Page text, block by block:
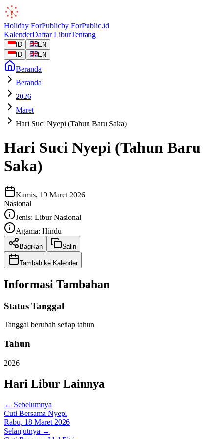
Holiday ForPublicby ForPublic.id
KalenderDaftar LiburTentang
ID
EN
ID
EN
Beranda
Beranda
2026
Maret
Hari Suci Nyepi (Tahun Baru Saka)
Hari Suci Nyepi (Tahun Baru
Saka)
Kamis, 19 Maret 2026
Nasional
Jenis: Libur Nasional
Agama: Hindu
Bagikan Salin
Tambah ke Kalender
Informasi Tambahan
Status Tanggal
Tanggal berubah setiap tahun
Tahun
2026
Hari Libur Lainnya
← Sebelumnya
Cuti Bersama Nyepi
Rabu, 18 Maret 2026
Selanjutnya →